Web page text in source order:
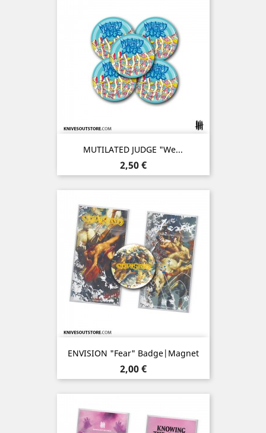
MUTILATED JUDGE "We...
Prix
2,50 €
ENVISION "Fear" Badge|Magnet
Prix
2,00 €